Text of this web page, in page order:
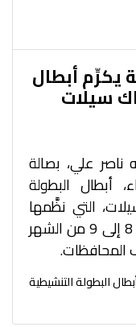
يكرِّم أبطال
سيلات
ناصر علي، بصالة
أبطال البطولة
التي نظَّمها
الاتحاد العام للُّعبة خلال الفترة من 8 إلى 9 من الشهر
البطولة التنشيطية